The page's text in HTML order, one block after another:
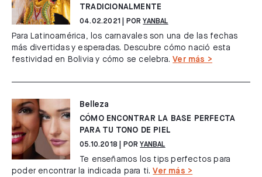
TRADICIONALMENTE
04.02.2021 | POR YANBAL
Para Latinoamérica, los carnavales son una de las fechas
más divertidas y esperadas. Descubre cómo nació esta
festividad en Bolivia y cómo se celebra.
Ver más >
Belleza
CÓMO ENCONTRAR LA BASE PERFECTA
PARA TU TONO DE PIEL
05.10.2018 | POR YANBAL
Te enseñamos los tips perfectos para
poder encontrar la indicada para ti.
Ver más >